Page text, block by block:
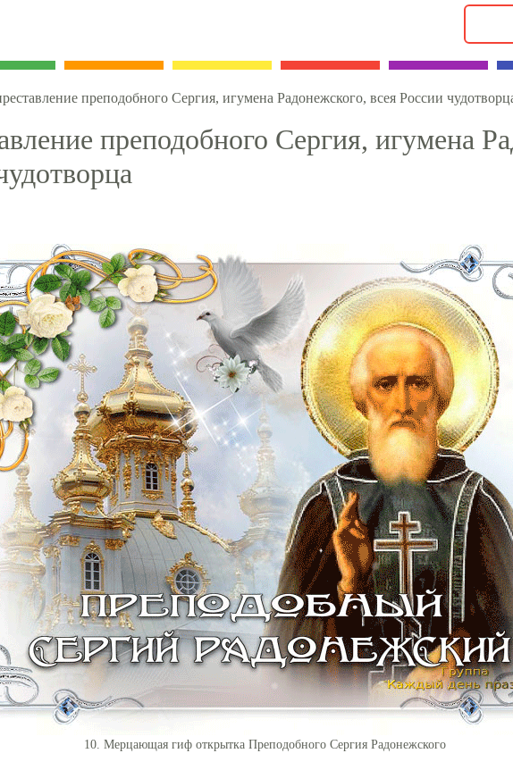
преподобного Сергия, игумена Радонежского, всея России
преподобного Сергия, игумена
10. Мерцающая гиф открытка Преподобного Сергия Радонежского